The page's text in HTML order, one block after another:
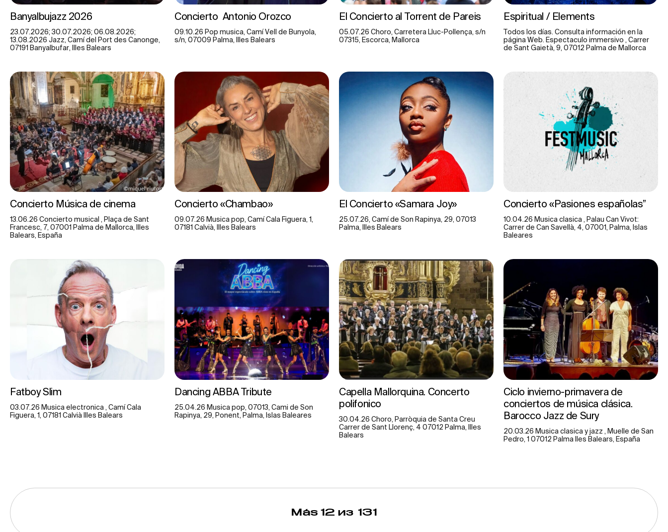
Banyalbujazz 2026
23.07.2026; 30.07.2026; 06.08.2026;
13.08.2026 Jazz, Camí del Port des Canonge,
07191 Banyalbufar, Illes Balears
Concierto Antonio Orozco
09.10.26 Pop musica, Camí Vell de Bunyola,
s/n, 07009 Palma, Illes Balears
El Concierto al Torrent de Pareis
05.07.26 Choro, Carretera Lluc-Pollença, s/n
07315, Escorca, Mallorca
Espiritual / Elements
Todos los días. Consulta información en la
página Web. Espectaculo immersivo , Carrer
de Sant Gaietà, 9, 07012 Palma de Mallorca
Concierto Música de cinema
13.06.26 Concierto musical , Plaça de Sant
Francesc, 7, 07001 Palma de Mallorca, Illes
Balears, España
Concierto «Chambao»
09.07.26 Musica pop, Camí Cala Figuera, 1,
07181 Calvià, Illes Balears
El Concierto «Samara Joy»
25.07.26, Camí de Son Rapinya, 29, 07013
Palma, Illes Balears
Concierto «Pasiones españolas”
10.04.26 Musica clasica , Palau Can Vivot:
Carrer de Can Savellà, 4, 07001, Palma, Islas
Baleares
Fatboy Slim
03.07.26 Musica electronica , Camí Cala
Figuera, 1, 07181 Calvià Illes Balears
Dancing ABBA Tribute
25.04.26 Musica pop, 07013, Cami de Son
Rapinya, 29, Ponent, Palma, Islas Baleares
Capella Mallorquina. Concerto
polifonico
30.04.26 Choro, Parròquia de Santa Creu
Carrer de Sant Llorenç, 4 07012 Palma, Illes
Balears
Ciclo invierno-primavera de
conciertos de música clásica.
Barocco Jazz de Sury
20.03.26 Musica clasica y jazz , Muelle de San
Pedro, 1 07012 Palma lles Balears, España
Más 12 из 131